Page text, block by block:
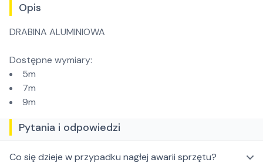
Opis
DRABINA ALUMINIOWA
Dostępne wymiary:
5m
7m
9m
Pytania i odpowiedzi
Co się dzieje w przypadku nagłej awarii sprzętu?